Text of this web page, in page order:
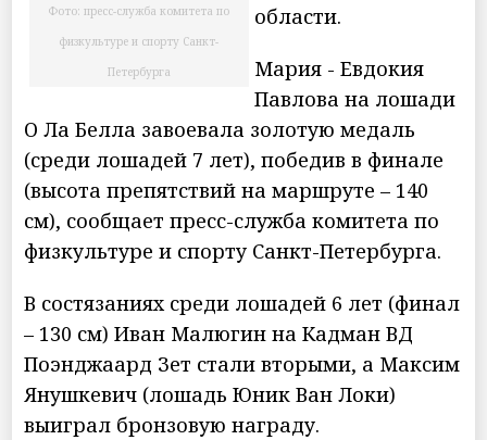
Фото: пресс-служба комитета по
физкультуре и спорту Санкт-
Петербурга
области.
Мария - Евдокия
Павлова на лошади
О Ла Белла завоевала золотую медаль
(среди лошадей 7 лет), победив в финале
(высота препятствий на маршруте – 140
см), сообщает пресс-служба комитета по
физкультуре и спорту Санкт-Петербурга.
В состязаниях среди лошадей 6 лет (финал
– 130 см) Иван Малюгин на Кадман ВД
Поэнджаард Зет стали вторыми, а Максим
Янушкевич (лошадь Юник Ван Локи)
выиграл бронзовую награду.